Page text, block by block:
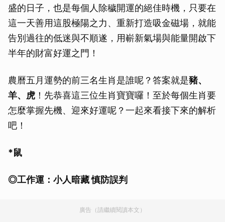
盛的日子，也是每個人除穢開運的絕佳時機，只要在
這一天善用這股極陽之力、重新打造吸金磁場，就能
告別過往的低迷與不順遂，用嶄新氣場與能量開啟下
半年的財富好運之門！
農曆五月運勢的前三名生肖是誰呢？答案就是豬、
羊、虎 ！先恭喜這三位生肖寶寶囉！至於每個生肖要
怎麼掌握先機、迎來好運呢？一起來看接下來的解析
吧！
*鼠
◎工作運：小人暗藏 慎防誤判
廣告（請繼續閱讀本文）